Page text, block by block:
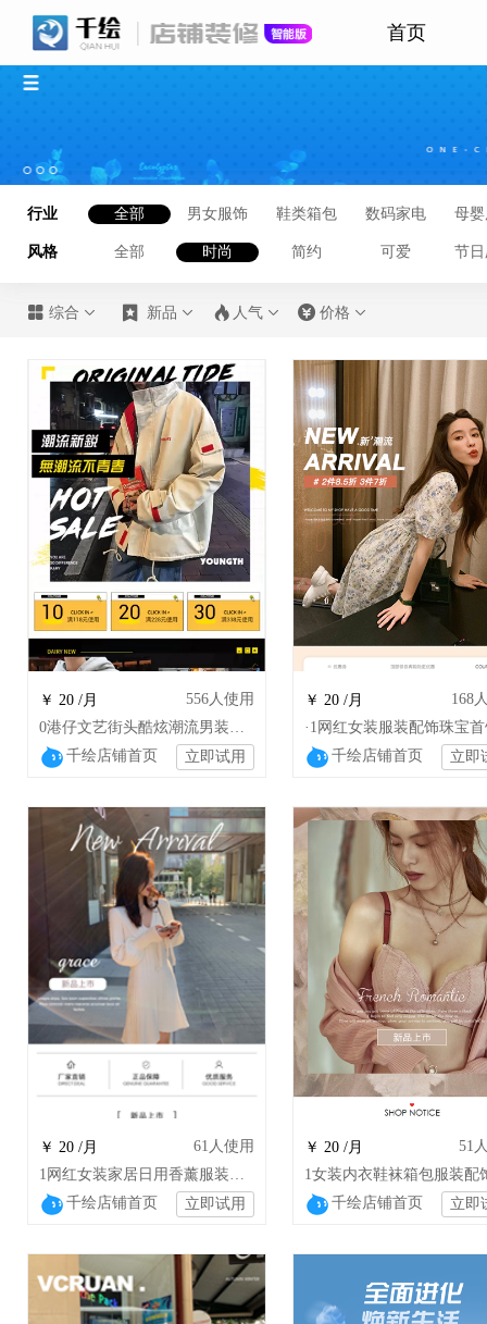
首页
行业 全部 男女服饰 鞋类箱包 数码家电 母
风格 全部 时尚 简约 可爱 节
 综合   新品   人气   价格 
￥ 20 /月 556人使用
0港仔文艺街头酷炫潮流男装卫衣男女服饰爆款鞋包配饰
千绘店铺首页
立即试用
￥ 20 /月 168
千绘店铺首页 立即
￥ 20 /月 61 人使用
1网红女装家居日用香薰服装配饰装修模板设计
千绘店铺首页
立即试用
￥ 20 /月 51
千绘店铺首页 立即